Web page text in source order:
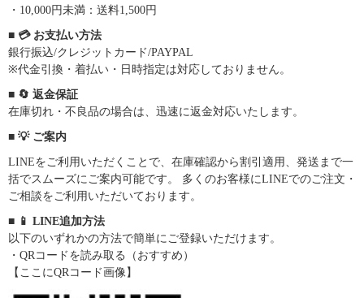
・10,000円未満：送料1,500円
■ 💳 お支払い方法
銀行振込/クレジットカード/PAYPAL
※代金引換・着払い・日時指定は対応しておりません。
■ 🔄 返金保証
在庫切れ・不良品の場合は、迅速に返金対応いたします。
■ 💡 ご案内
LINEをご利用いただくことで、在庫確認から割引適用、発送まで一
括でスムーズにご案内可能です。 多くのお客様にLINEでのご注文・
ご相談をご利用いただいております。
■ 📱 LINE追加方法
以下のいずれかの方法で簡単にご登録いただけます。
・QRコードを読み取る（おすすめ）
【ここにQRコード画像】